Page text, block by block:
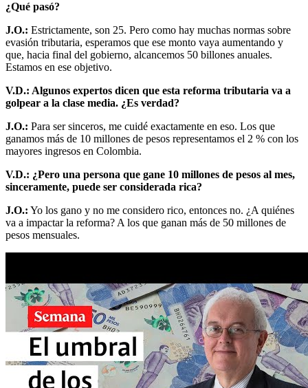
¿Qué pasó?
J.O.: Estrictamente, son 25. Pero como hay muchas normas sobre
evasión tributaria, esperamos que ese monto vaya aumentando y
que, hacia final del gobierno, alcancemos 50 billones anuales.
Estamos en ese objetivo.
V.D.: Algunos expertos dicen que esta reforma tributaria va a
golpear a la clase media. ¿Es verdad?
J.O.: Para ser sinceros, me cuidé exactamente en eso. Los que
ganamos más de 10 millones de pesos representamos el 2 % con los
mayores ingresos en Colombia.
V.D.: ¿Pero una persona que gane 10 millones de pesos al mes,
sinceramente, puede ser considerada rica?
J.O.: Yo los gano y no me considero rico, entonces no. ¿A quiénes
va a impactar la reforma? A los que ganan más de 50 millones de
pesos mensuales.